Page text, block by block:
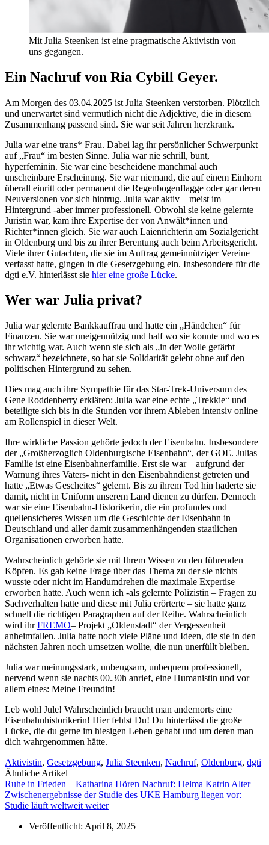
Mit Julia Steenken ist eine pragmatische Aktivistin von
uns gegangen.
Ein Nachruf von Ria Cybill Geyer.
Am Morgen des 03.04.2025 ist Julia Steenken verstorben. Plötzlich
und unerwartet sind vermutlich nicht die Adjektive, die in diesem
Zusammenhang passend sind. Sie war seit Jahren herzkrank.
Julia war eine trans* Frau. Dabei lag ihr persönlicher Schwerpunkt
auf „Frau“ im besten Sinne. Julia war nie schrill, bunt,
hyperfeminin. Sie war eine bescheidene manchmal auch
unscheinbare Erscheinung. Sie war niemand, die auf einem Einhorn
überall einritt oder permanent die Regenbogenflagge oder gar deren
Neuversionen vor sich hintrug. Julia war aktiv – meist im
Hintergrund -aber immer professionell. Obwohl sie keine gelernte
Juristin war, kam ihre Expertise der von Anwält*innen und
Richter*innen gleich. Sie war auch Laienrichterin am Sozialgericht
in Oldenburg und bis zu ihrer Berentung auch beim Arbeitsgericht.
Viele ihrer Gutachten, die sie im Auftrag gemeinnütziger Vereine
verfasst hatte, gingen in die Gesetzgebung ein. Insbesondere für die
dgti e.V. hinterlässt sie hier eine große Lücke.
Wer war Julia privat?
Julia war gelernte Bankkauffrau und hatte ein „Händchen“ für
Finanzen. Sie war uneigennützig und half wo sie konnte und wo es
ihr wichtig war. Auch wenn sie sich als „in der Wolle gefärbt
schwarz“ bezeichnete, so hat sie Solidarität gelebt ohne auf den
politischen Hintergrund zu sehen.
Dies mag auch ihre Sympathie für das Star-Trek-Universum des
Gene Roddenberry erklären: Julia war eine echte „Trekkie“ und
beteiligte sich bis in die Stunden vor ihrem Ableben intensiv online
am Rollenspiel in dieser Welt.
Ihre wirkliche Passion gehörte jedoch der Eisenbahn. Insbesondere
der „Großherzoglich Oldenburgische Eisenbahn“, der GOE. Julias
Familie ist eine Eisenbahnerfamilie. Erst sie war – aufgrund der
Warnung ihres Vaters- nicht in den Eisenbahndienst getreten und
hatte „Etwas Gescheites“ gelernt. Bis zu ihrem Tod hin haderte sie
damit, nicht in Uniform unserem Land dienen zu dürfen. Dennoch
war sie eine Eisenbahn-Historikerin, die ein profundes und
quellensicheres Wissen um die Geschichte der Eisenbahn in
Deutschland und aller damit zusammenhängenden staatlichen
Organisationen erworben hatte.
Wahrscheinlich gehörte sie mit Ihrem Wissen zu den führenden
Köpfen. Es gab keine Frage über das Thema zu der sie nichts
wusste oder nicht im Handumdrehen die maximale Expertise
erworben hatte. Auch wenn ich -als gelernte Polizistin – Fragen zu
Sachverhalten hatte und diese mit Julia erörterte – sie hatte ganz
schnell die richtigen Paragraphen auf der Reihe. Wahrscheinlich
wird ihrFREMO– Projekt „Oldenstadt“ der Vergessenheit
anheimfallen. Julia hatte noch viele Pläne und Ideen, die sie in den
nächsten Jahren noch umsetzen wollte, die nun unerfüllt bleiben.
Julia war meinungsstark, unbeugsam, unbequem professionell,
nervend wenn sie nachts 00.30h anrief, eine Humanistin und vor
allem eines: Meine Freundin!
Leb wohl Jule! Wahrscheinlich braucht man andernorts eine
Eisenbahnhistorikerin! Hier fehlst Du! Du hinterlässt die große
Lücke, die du gerne im hiesigen Leben gehabt und um deren man
dich wahrgenommen hätte.
Aktivistin, Gesetzgebung, Julia Steenken, Nachruf, Oldenburg, dgti
Ähnliche Artikel
Ruhe in Frieden – Katharina Hören Nachruf: Helma Katrin Alter
Zwischenergebnisse der Studie des UKE Hamburg liegen vor:
Studie läuft weltweit weiter
Veröffentlicht: April 8, 2025